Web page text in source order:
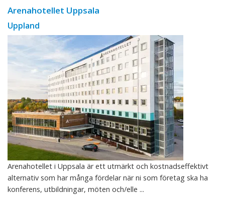
Arenahotellet Uppsala
Uppland
Arenahotellet i Uppsala är ett utmärkt och kostnadseffektivt
alternativ som har många fördelar när ni som företag ska ha
konferens, utbildningar, möten och/elle ...